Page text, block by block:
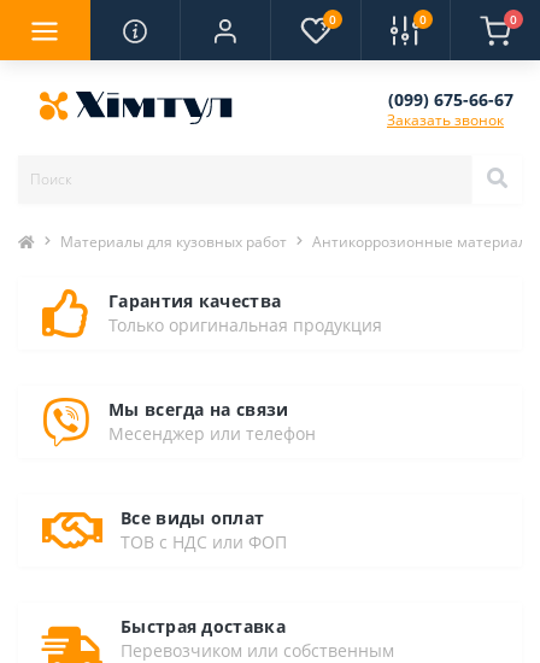
0 0 0
(099) 675-66-67
Заказать звонок
Материалы для кузовных работ Антикоррозионные материалы
Гарантия качества
Только оригинальная продукция
Мы всегда на связи
Месенджер или телефон
Все виды оплат
ТОВ с НДС или ФОП
Быстрая доставка
Перевозчиком или собственным